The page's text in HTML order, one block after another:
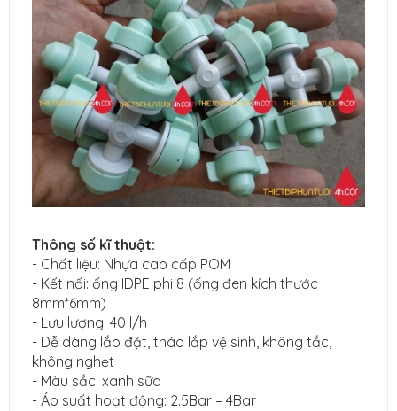
Thông số kĩ thuật:
- Chất liệu: Nhựa cao cấp POM
- Kết nối: ống IDPE phi 8 (ống đen kích thước
8mm*6mm)
- Lưu lượng: 40 l/h
- Dễ dàng lắp đặt, tháo lắp vệ sinh, không tắc,
không nghẹt
- Màu sắc: xanh sữa
- Áp suất hoạt động: 2.5Bar – 4Bar